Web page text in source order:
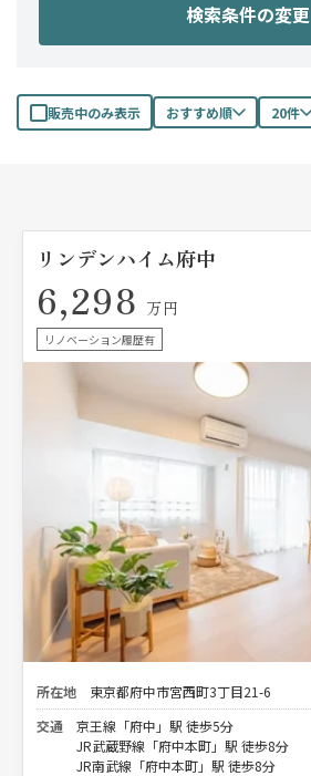
検索条件の変更
販売中のみ表示 おすすめ順 20件
リンデンハイム府中
6,298 万円
リノベーション履歴有
所在地
東京都府中市宮西町3丁目21-6
交通
京王線「府中」駅 徒歩5分
JR武蔵野線「府中本町」駅 徒歩8分
JR南武線「府中本町」駅 徒歩8分